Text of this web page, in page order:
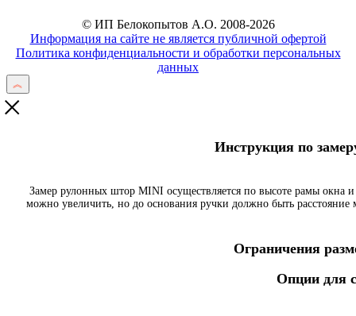
© ИП Белокопытов А.О. 2008-2026
Информация на сайте не является публичной офертой
Политика конфиденциальности и обработки персональных
данных
Инструкция по
Замер рулонных штор MINI осуществляется по высоте рамы
можно увеличить, но до основания ручки должно быть
Ограничения
Опции для